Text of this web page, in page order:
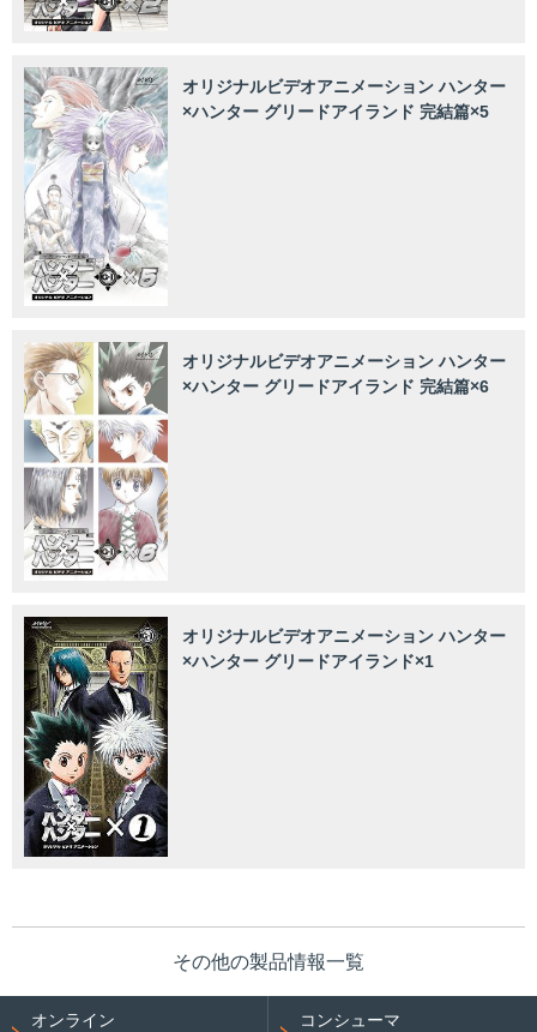
オリジナルビデオアニメーション ハンター
×ハンター グリードアイランド 完結篇×5
オリジナルビデオアニメーション ハンター
×ハンター グリードアイランド 完結篇×6
オリジナルビデオアニメーション ハンター
×ハンター グリードアイランド×1
その他の製品情報一覧
オンライン コンシューマ